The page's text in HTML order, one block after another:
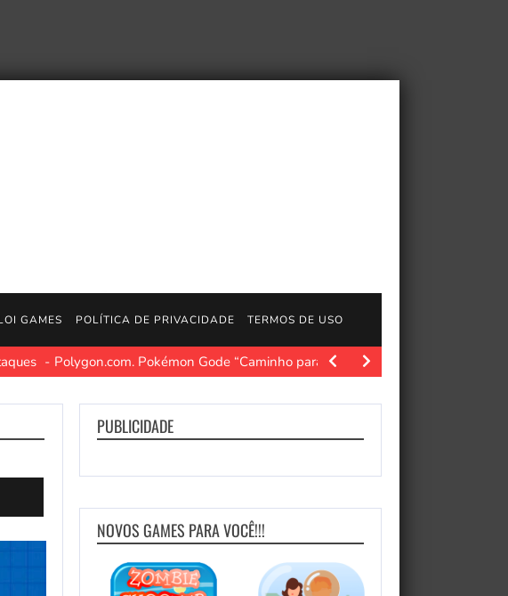
GAMES POLÍTICA DE PRIVACIDADE TERMOS DE USO
Polygon.com. Pokémon Gode “Caminho para as Lendas” O evento…
PUBLICIDADE
NOVOS GAMES PARA VOCÊ!!!